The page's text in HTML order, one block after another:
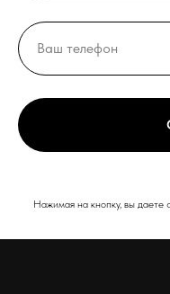
Нажимая на кнопку, вы даете